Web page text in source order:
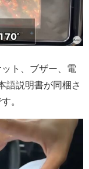
ト、ブザー、電
語説明書が同梱さ
。